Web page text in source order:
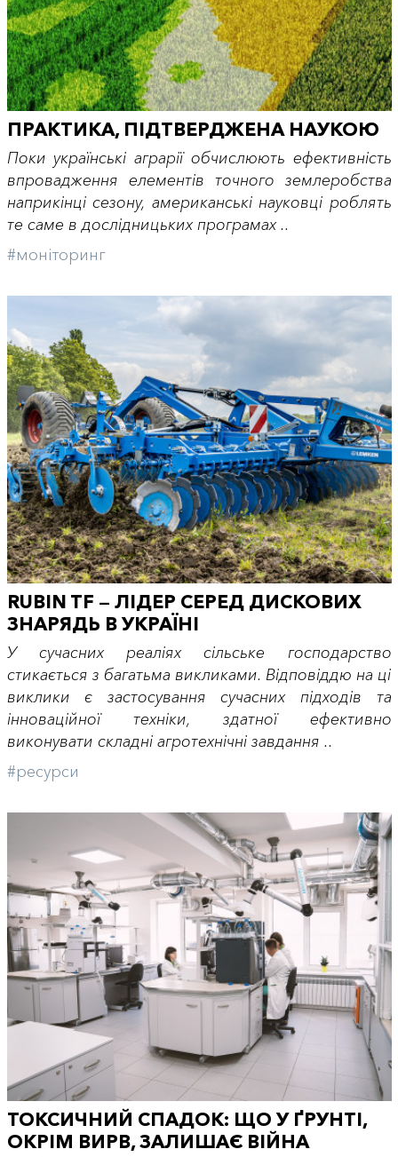
ПРАКТИКА, ПІДТВЕРДЖЕНА НАУКОЮ
Поки українські аграрії обчислюють ефективність
впровадження елементів точного землеробства
наприкінці сезону, американські науковці роблять
те саме в дослідницьких програмах ..
#моніторинг
RUBIN TF — ЛІДЕР СЕРЕД ДИСКОВИХ
ЗНАРЯДЬ В УКРАЇНІ
У сучасних реаліях сільське господарство
стикається з багатьма викликами. Відповіддю на ці
виклики є застосування сучасних підходів та
інноваційної техніки, здатної ефективно
виконувати складні агротехнічні завдання ..
#ресурси
ТОКСИЧНИЙ СПАДОК: ЩО У ҐРУНТІ,
ОКРІМ ВИРВ, ЗАЛИШАЄ ВІЙНА